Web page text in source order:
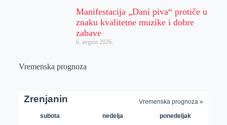
Manifestacija „Dani piva“ protiče u
znaku kvalitetne muzike i dobre
zabave
6. avgust 2026.
Vremenska prognoza